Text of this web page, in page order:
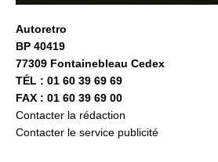
Autoretro
BP 40419
77309 Fontainebleau Cedex
TÉL : 01 60 39 69 69
FAX : 01 60 39 69 00
Contacter la rédaction
Contacter le service publicité